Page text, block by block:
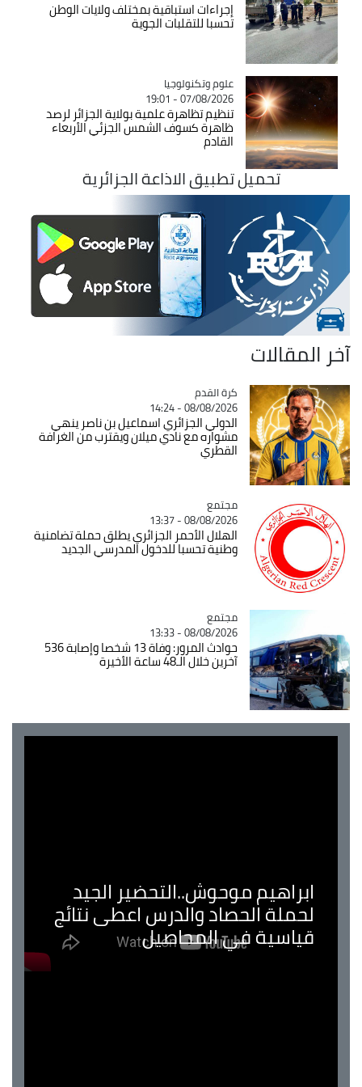
إجراءات استباقية بمختلف ولايات الوطن
تحسبا للتقلبات الجوية
Catégorie
علوم وتكنولوجيا
07/08/2026 - 19:01
تنظيم تظاهرة علمية بولاية الجزائر لرصد
ظاهرة كسوف الشمس الجزئي الأربعاء
القادم
تحميل تطبيق الاذاعة الجزائرية
آخر المقالات
Catégorie
كرة القدم
08/08/2026 - 14:24
الدولي الجزائري اسماعيل بن ناصر ينهي
مشواره مع نادي ميلان ويقترب من الغرافة
القطري
Catégorie
مجتمع
08/08/2026 - 13:37
الهلال الأحمر الجزائري يطلق حملة تضامنية
وطنية تحسبا للدخول المدرسي الجديد
Catégorie
مجتمع
08/08/2026 - 13:33
حوادث المرور: وفاة 13 شخصا وإصابة 536
آخرين خلال الـ48 ساعة الأخيرة
ابراهيم موحوش..التحضير الجيد
لحملة الحصاد والدرس اعطى نتائج
قياسية في المحاصيل